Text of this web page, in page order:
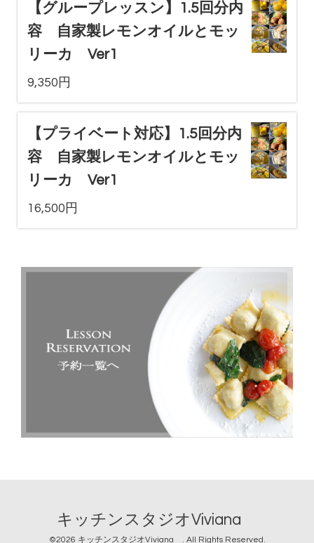
【グループレッスン】1.5回分内
容 自家製レモンオイルとモッ
リーカ Ver1
9,350円
【プライベート対応】1.5回分内
容 自家製レモンオイルとモッ
リーカ Ver1
16,500円
キッチンスタジオViviana
©2026 キッチンスタジオViviana . All Rights Reserved.